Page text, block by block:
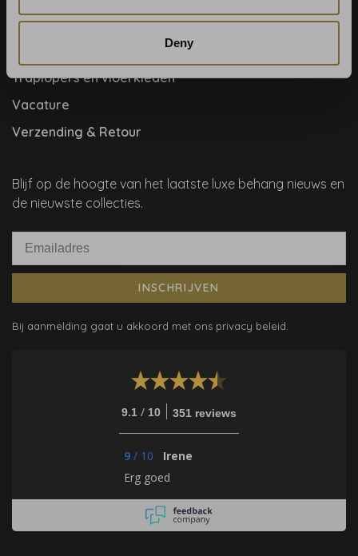
Deny
Over ons
Traplopers en vloerkleden
Vacature
Verzending & Retour
Blijf op de hoogte van het laatste luxe behang nieuws en
de nieuwste collecties.
INSCHRIJVEN
Bij aanmelding gaat u akkoord met ons privacy beleid.
9.1 / 10 351 reviews
9 / 10
Irene
Erg goed